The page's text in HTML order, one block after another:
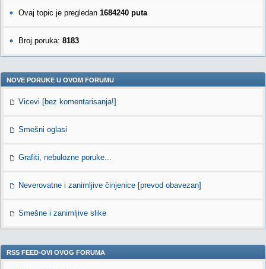
Ovaj topic je pregledan 1684240 puta
Broj poruka: 8183
NOVE PORUKE U OVOM FORUMU
Vicevi [bez komentarisanja!]
Smešni oglasi
Grafiti, nebulozne poruke...
Neverovatne i zanimljive činjenice [prevod obavezan]
Smešne i zanimljive slike
RSS FEED-OVI OVOG FORUMA